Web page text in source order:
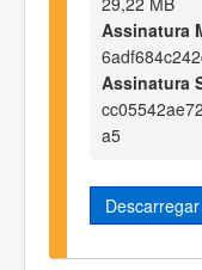
Assinatura
Assinatura
a5